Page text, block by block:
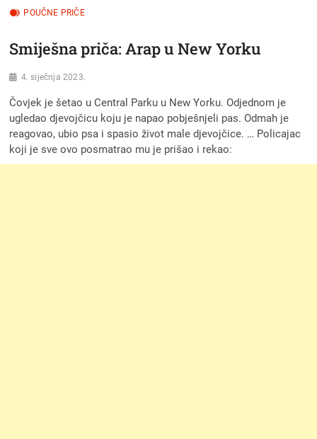
POUČNE PRIČE
Smiješna priča: Arap u New Yorku
4. siječnja 2023.
Čovjek je šetao u Central Parku u New Yorku. Odjednom je
ugledao djevojčicu koju je napao pobješnjeli pas. Odmah je
reagovao, ubio psa i spasio život male djevojčice. … Policajac
koji je sve ovo posmatrao mu je prišao i rekao: